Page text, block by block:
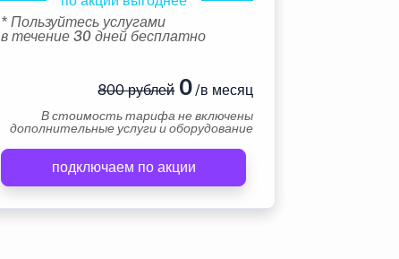
* Пользуйтесь услугами
в течение 30 дней бесплатно
800 рублей0/в месяц
В стоимость тарифа не включены
дополнительные услуги и оборудование
подключаем по акции